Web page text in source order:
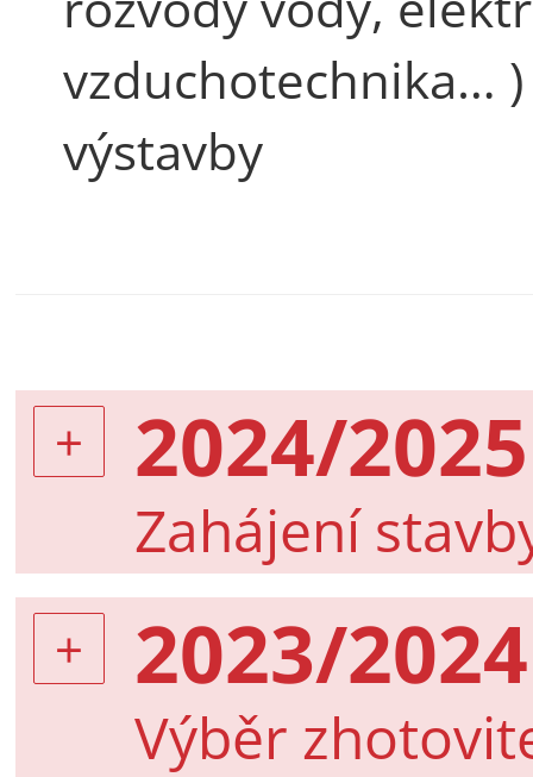
vzduchotechnika…
výstavby
2024/2025
Zahájení
2023/2024
Výběr